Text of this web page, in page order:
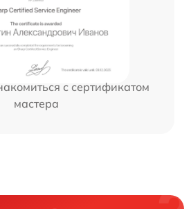
с сертификатом
мастера